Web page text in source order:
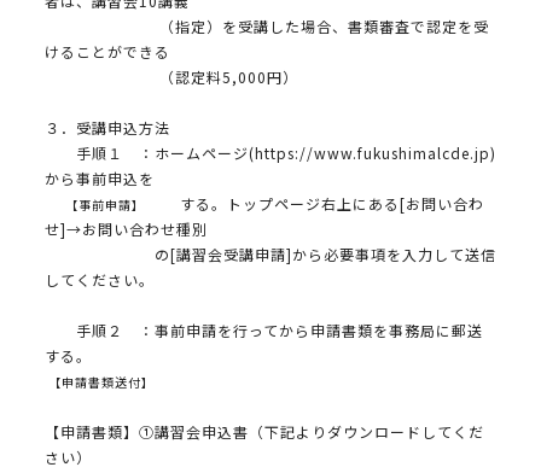
（指定）を受講した場合、書類審査で認定を受
けることができる
（認定料5,000円）
３．受講申込方法
手順１ ：ホームページ(https://www.fukushimalcde.jp)
から事前申込を
【事前申請】 する。トップページ右上にある[お問い合わ
せ]→お問い合わせ種別
の[講習会受講申請]から必要事項を入力して送信
してください。
手順２ ：事前申請を行ってから申請書類を事務局に郵送
する。
【申請書類送付】
【申請書類】①講習会申込書（下記よりダウンロードしてくだ
さい）